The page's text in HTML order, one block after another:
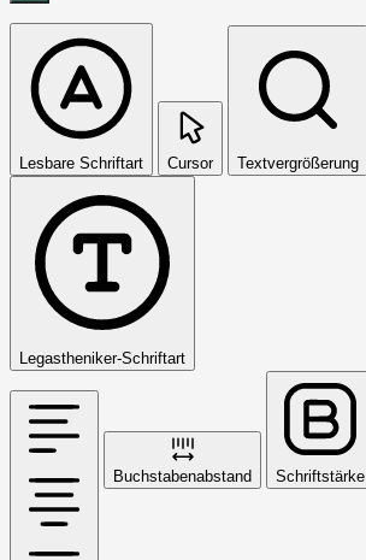
Lesbare Schriftart Cursor Textvergrößerung
Legastheniker-Schriftart
Buchstabenabstand Schriftstärke